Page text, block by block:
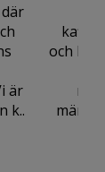
är
k..
och